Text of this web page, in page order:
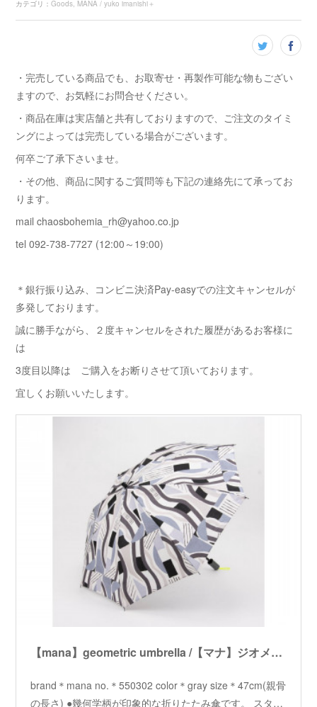
カテゴリ ：Goods MANA / yuko imanishi＋
・完売している商品でも、お取寄せ・再製作可能な物もござい
ますので、お気軽にお問合せください。
・商品在庫は実店舗と共有しておりますので、ご注文のタイミ
ングによっては完売している場合がございます。
何卒ご了承下さいませ。
・その他、商品に関するご質問等も下記の連絡先にて承ってお
ります。
mail chaosbohemia_rh@yahoo.co.jp
tel 092-738-7727 (12:00～19:00)
＊銀行振り込み、コンビニ決済Pay-easyでの注文キャンセルが
多発しております。
誠に勝手ながら、２度キャンセルをされた履歴があるお客様に
は
3度目以降は ご購入をお断りさせて頂いております。
宜しくお願いいたします。
【mana】geometric umbrella /【マナ】ジオメトリックアンブレラ
brand＊mana no.＊550302 color＊gray size＊47cm(親骨
の長さ) ●幾何学柄が印象的な折りたたみ傘です。 スタ…